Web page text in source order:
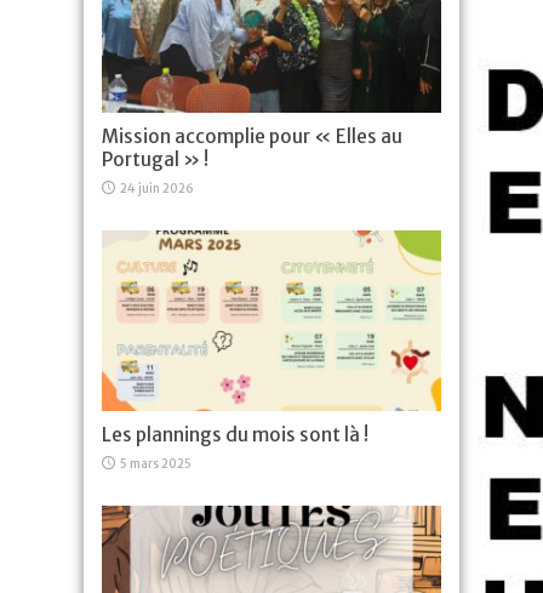
Mission accomplie pour « Elles au
Portugal » !
24 juin 2026
Les plannings du mois sont là !
5 mars 2025